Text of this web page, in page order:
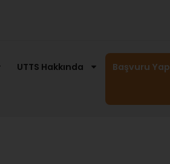
UTTS Hakkında Başvuru Yap